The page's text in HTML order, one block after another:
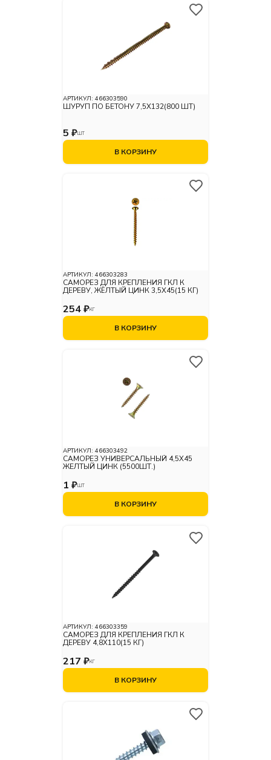
АРТИКУЛ: 466303590
ШУРУП ПО БЕТОНУ 7,5X132(800 ШТ)
5 ₽ШТ
В КОРЗИНУ
АРТИКУЛ: 466303283
САМОРЕЗ ДЛЯ КРЕПЛЕНИЯ ГКЛ К
ДЕРЕВУ, ЖЁЛТЫЙ ЦИНК 3,5X45(15 КГ)
254 ₽КГ
В КОРЗИНУ
АРТИКУЛ: 466303492
САМОРЕЗ УНИВЕРСАЛЬНЫЙ 4,5X45
ЖЕЛТЫЙ ЦИНК (5500ШТ.)
1 ₽ШТ
В КОРЗИНУ
АРТИКУЛ: 466303359
САМОРЕЗ ДЛЯ КРЕПЛЕНИЯ ГКЛ К
ДЕРЕВУ 4,8X110(15 КГ)
217 ₽КГ
В КОРЗИНУ